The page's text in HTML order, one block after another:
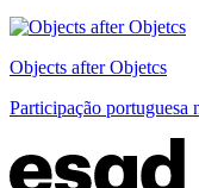
Objects after Objetcs
Participação